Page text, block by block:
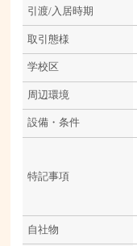
引渡/入居時期
取引態様
学校区
周辺環境
設備・条件
特記事項
自社物